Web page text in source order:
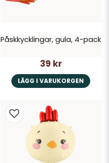
Påskkycklingar, gula, 4-pack
39 kr
LÄGG I VARUKORGEN